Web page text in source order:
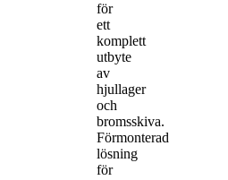
för
ett
komplett
utbyte
av
hjullager
och
bromsskiva.
Förmonterad
lösning
för